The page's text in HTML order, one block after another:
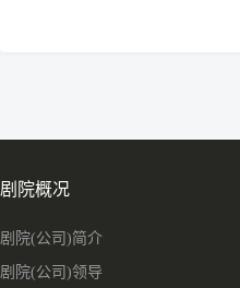
剧院概况
剧院(公司)简介
剧院(公司)领导